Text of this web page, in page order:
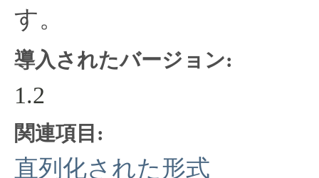
す。
導入されたバージョン:
1.2
関連項目:
直列化された形式